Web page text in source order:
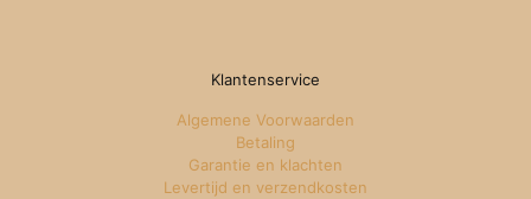
Klantenservice
Algemene Voorwaarden
Betaling
Garantie en klachten
Levertijd en verzendkosten